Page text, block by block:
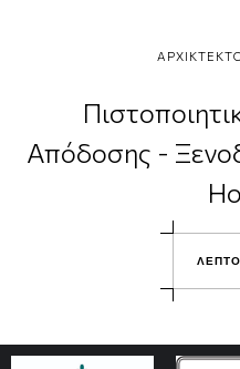
Απόδοσης -